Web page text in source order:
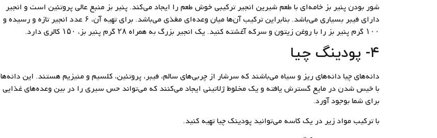
شور بودن پنیر بز خامه‌ای با طعم شیرین انجیر ترکیبی خوش طعم را ایجاد می‌کند. پنیر بز منبع عالی پروتئین است و انجیر
دارای فیبر بسیاری می‌باشد. بنابراین ترکیب آن‌ها میان وعده‌ای مغذی می‌باشد. برای تهیه آن، ۶ عدد انجیر تازه و رسیده و
۱۰۰ گرم پنیر بز را با روغن زیتون و سرکه آغشته کنید. یک انجیر بزرگ به همراه ۲۸ گرم پنیر بز، ۱۵۰ کالری دارد.
۴- پودینگ چیا
دانه‌های چیا دانه‌های ریز و سیاه می‌باشند که سرشار از چربی‌های سالم، فیبر، پروتئین، کلسیم و منیزیم هستند. این دانه‌ها
با خیس شدن در مایع گسترش یافته و یک مخلوط ژلاتینی ایجاد می‌کنند که می‌تواند حس سیری را در بین وعده‌های غذایی
برای شما بوجود آورد.
با ترکیب مواد زیر در یک کاسه می‌توانید پودینک چیا تهیه کنید.